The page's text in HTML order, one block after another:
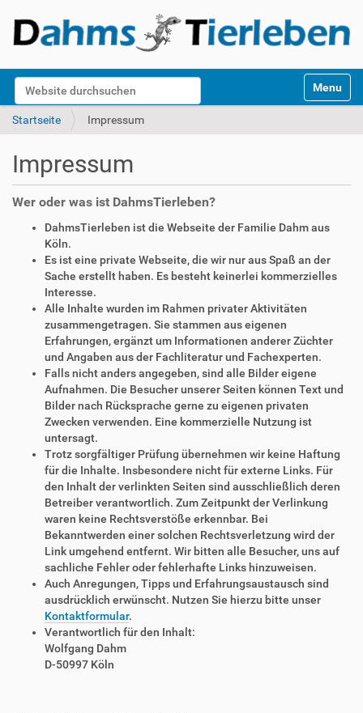
Website durchsuchen
k
Toggle
Startseite Impressum
Impressum
Wer oder was ist DahmsTierleben?
DahmsTierleben ist die Webseite der Familie Dahm aus
Köln.
Es ist eine private Webseite, die wir nur aus Spaß an der
Sache erstellt haben. Es besteht keinerlei kommerzielles
Interesse.
Alle Inhalte wurden im Rahmen privater Aktivitäten
zusammengetragen. Sie stammen aus eigenen
Erfahrungen, ergänzt um Informationen anderer Züchter
und Angaben aus der Fachliteratur und Fachexperten.
Falls nicht anders angegeben, sind alle Bilder eigene
Aufnahmen. Die Besucher unserer Seiten können Text und
Bilder nach Rücksprache gerne zu eigenen privaten
Zwecken verwenden. Eine kommerzielle Nutzung ist
untersagt.
Trotz sorgfältiger Prüfung übernehmen wir keine Haftung
für die Inhalte. Insbesondere nicht für externe Links. Für
den Inhalt der verlinkten Seiten sind ausschließlich deren
Betreiber verantwortlich. Zum Zeitpunkt der Verlinkung
waren keine Rechtsverstöße erkennbar. Bei
Bekanntwerden einer solchen Rechtsverletzung wird der
Link umgehend entfernt. Wir bitten alle Besucher, uns auf
sachliche Fehler oder fehlerhafte Links hinzuweisen.
Auch Anregungen, Tipps und Erfahrungsaustausch sind
ausdrücklich erwünscht. Nutzen Sie hierzu bitte unser
Kontaktformular.
Verantwortlich für den Inhalt:
Wolfgang Dahm
D-50997 Köln